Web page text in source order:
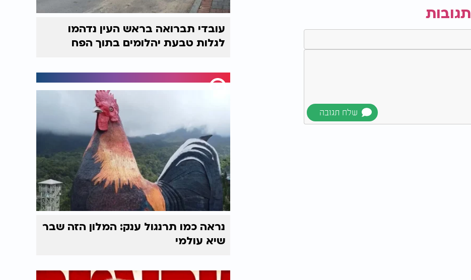
תגובות
עובדי תברואה בראש העין נדהמו
לגלות טבעת יהלומים בתוך הפח
נראה כמו תרנגול ענק: המלון הזה שבר
שיא עולמי